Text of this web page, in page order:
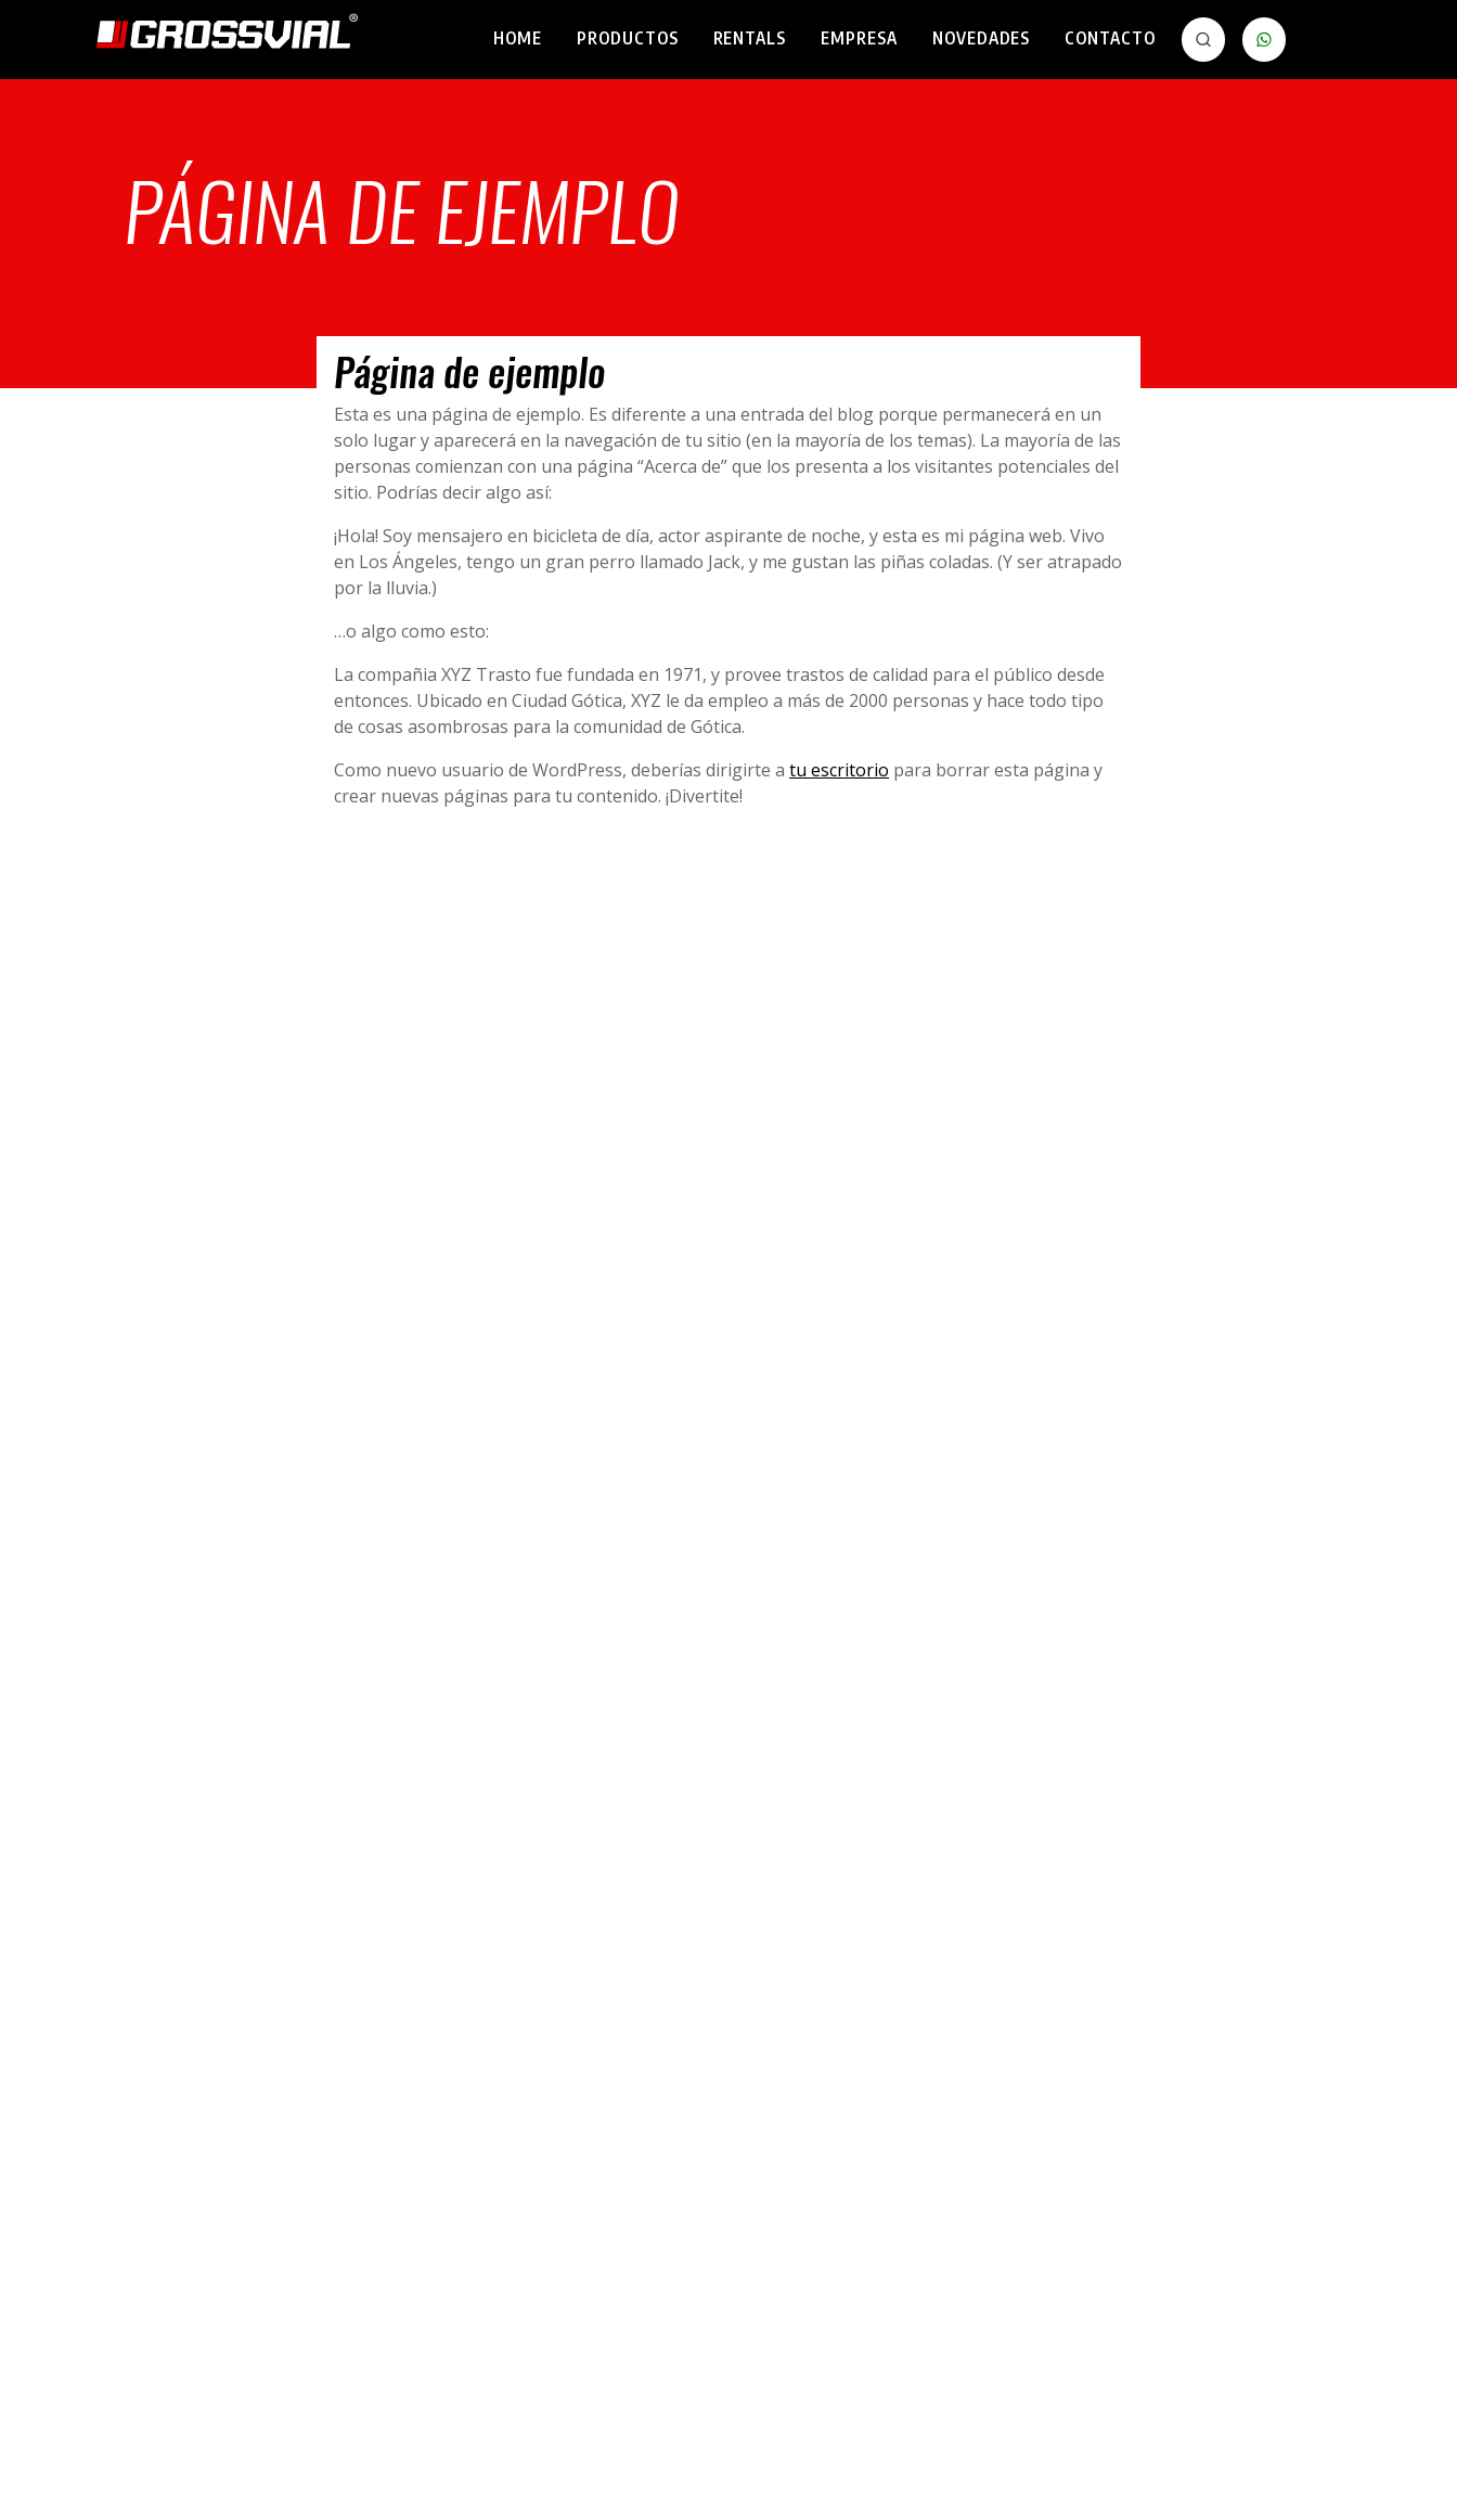
HOME PRODUCTOS RENTALS EMPRESA NOVEDADES CONTACTO
PÁGINA DE EJEMPLO
Página de ejemplo
Esta es una página de ejemplo. Es diferente a una entrada del blog porque permanecerá en un
solo lugar y aparecerá en la navegación de tu sitio (en la mayoría de los temas). La mayoría de las
personas comienzan con una página “Acerca de” que los presenta a los visitantes potenciales del
sitio. Podrías decir algo así:
¡Hola! Soy mensajero en bicicleta de día, actor aspirante de noche, y esta es mi página web. Vivo
en Los Ángeles, tengo un gran perro llamado Jack, y me gustan las piñas coladas. (Y ser atrapado
por la lluvia.)
…o algo como esto:
La compañia XYZ Trasto fue fundada en 1971, y provee trastos de calidad para el público desde
entonces. Ubicado en Ciudad Gótica, XYZ le da empleo a más de 2000 personas y hace todo tipo
de cosas asombrosas para la comunidad de Gótica.
Como nuevo usuario de WordPress, deberías dirigirte a tu escritorio para borrar esta página y
crear nuevas páginas para tu contenido. ¡Divertite!